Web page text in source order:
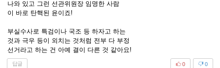
나와 있고 그런 선관위원장 임명한 사람
이 바로 탄핵된 윤이죠!
부실수사로 특검이나 국조 등 하자고 하는
것과 극우 등이 외치는 것처럼 전부 다 부정
선거라고 하는 건 아예 결이 다른 것 같아요!
답글 0
0